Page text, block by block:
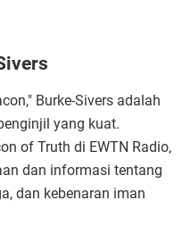
Burke-Sivers adalah
yang kuat.
of Truth di EWTN Radio,
dan informasi tentang
dan kebenaran iman